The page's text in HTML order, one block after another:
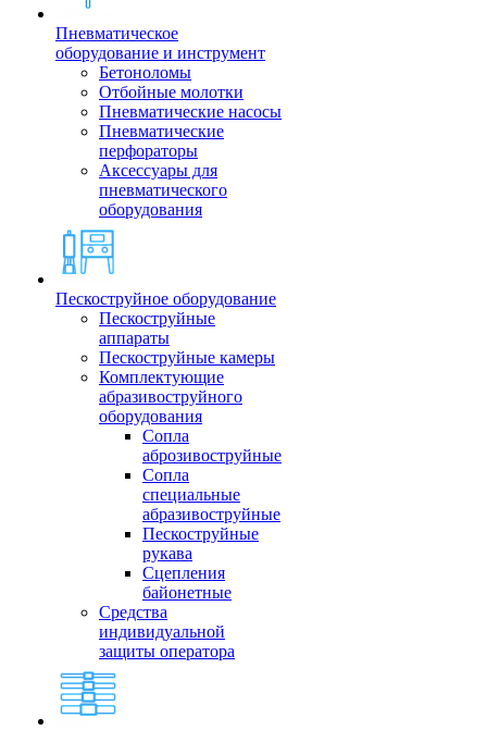
Пневматическое
оборудование и инструмент
Бетоноломы
Отбойные молотки
Пневматические насосы
Пневматические
перфораторы
Аксессуары для
пневматического
оборудования
Пескоструйное оборудование
Пескоструйные
аппараты
Пескоструйные камеры
Комплектующие
абразивоструйного
оборудования
Сопла
аброзивоструйные
Сопла
специальные
абразивоструйные
Пескоструйные
рукава
Сцепления
байонетные
Средства
индивидуальной
защиты оператора